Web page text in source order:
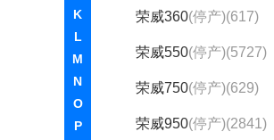
K
L
M
N
O
P
荣威360(停产)(617)
荣威550(停产)(5727)
荣威750(停产)(629)
荣威950(停产)(2841)